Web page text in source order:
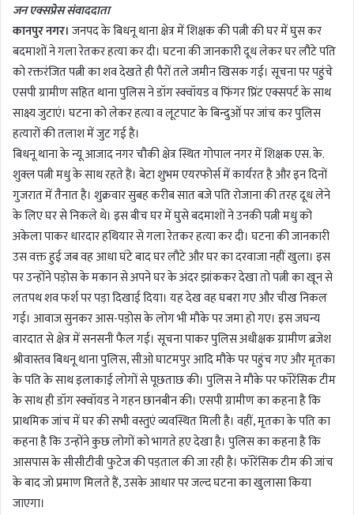
a
n
e
m
a
i
l
जन एक्सप्रेस संवाददाता
कानपुर नगर। जनपद के बिधनू थाना क्षेत्र में शिक्षक की पत्नी की घर में घुस कर
बदमाशों ने गला रेतकर हत्या कर दी। घटना की जानकारी दूध लेकर घर लौटे पति
को रक्तरंजित पत्नी का शव देखते ही पैरों तले जमीन खिसक गई। सूचना पर पहुंचे
एसपी ग्रामीण सहित थाना पुलिस ने डॉग स्क्वॉयड व फिंगर प्रिंट एक्सपर्ट के साथ
साक्ष्य जुटाएं। घटना को लेकर हत्या व लूटपाट के बिन्दुओं पर जांच कर पुलिस
हत्यारों की तलाश में जुट गई है।
बिधनू थाना के न्यू आजाद नगर चौकी क्षेत्र स्थित गोपाल नगर में शिक्षक एस. के.
शुक्ल पत्नी मधु के साथ रहते हैं। बेटा शुभम एयरफोर्स में कार्यरत है और इन दिनों
गुजरात में तैनात है। शुक्रवार सुबह करीब सात बजे पति रोजाना की तरह दूध लेने
के लिए घर से निकले थे। इस बीच घर में घुसे बदमाशों ने उनकी पत्नी मधु को
अकेला पाकर धारदार हथियार से गला रेतकर हत्या कर दी। घटना की जानकारी
उस वक्त हुई जब वह आधा घंटे बाद घर लौटे और घर का दरवाजा नहीं खुला। इस
पर उन्होंने पड़ोस के मकान से अपने घर के अंदर झांककर देखा तो पत्नी का खून से
लतपथ शव फर्श पर पड़ा दिखाई दिया। यह देख वह घबरा गए और चीख निकल
गई। आवाज सुनकर आस-पड़ोस के लोग भी मौके पर जमा हो गए। इस जघन्य
वारदात से क्षेत्र में सनसनी फैल गई। सूचना पाकर पुलिस अधीक्षक ग्रामीण ब्रजेश
श्रीवास्तव बिधनू थाना पुलिस, सीओ घाटमपुर आदि मौके पर पहुंच गए और मृतका
के पति के साथ इलाकाई लोगों से पूछताछ की। पुलिस ने मौके पर फॉरेंसिक टीम
के साथ ही डॉग स्क्वॉयड ने गहन छानबीन की। एसपी ग्रामीण का कहना है कि
प्राथमिक जांच में घर की सभी वस्तुएं व्यवस्थित मिली है। वहीं, मृतका के पति का
कहना है कि उन्होंने कुछ लोगों को भागते हए देखा है। पुलिस का कहना है कि
आसपास के सीसीटीवी फुटेज की पड़ताल की जा रही है। फॉरेंसिक टीम की जांच
के बाद जो प्रमाण मिलते हैं, उसके आधार पर जल्द घटना का खुलासा किया
जाएगा।